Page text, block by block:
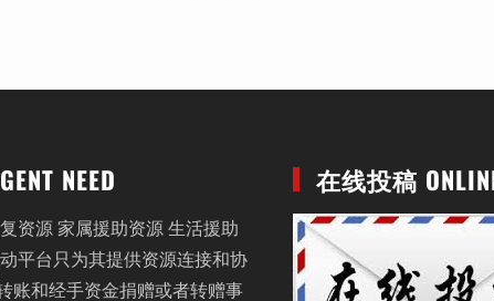
NEED
资源 家属援助资源 生活援助
平台只为其提供资源连接和协
账和经手资金捐赠或者转赠事
在线投稿